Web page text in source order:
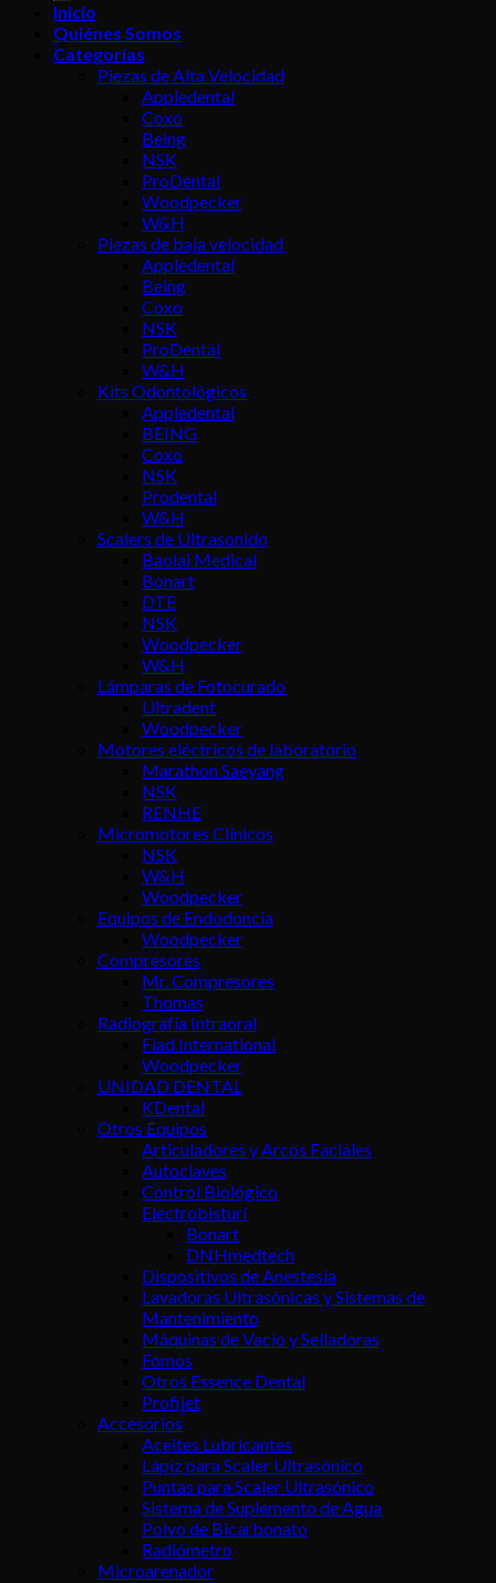
Inicio
Quiénes Somos
Categorías
Piezas de Alta Velocidad
Appledental
Coxo
Being
NSK
ProDental
Woodpecker
W&H
Piezas de baja velocidad
Appledental
Being
Coxo
NSK
ProDental
W&H
Kits Odontológicos
Appledental
BEING
Coxo
NSK
Prodental
W&H
Scalers de Ultrasonido
Baolai Medical
Bonart
DTE
NSK
Woodpecker
W&H
Lámparas de Fotocurado
Ultradent
Woodpecker
Motores eléctricos de laboratorio
Marathon Saeyang
NSK
RENHE
Micromotores Clínicos
NSK
W&H
Woodpecker
Equipos de Endodoncia
Woodpecker
Compresores
Mr. Compresores
Thomas
Radiografía Intraoral
Fiad International
Woodpecker
UNIDAD DENTAL
KDental
Otros Equipos
Articuladores y Arcos Faciales
Autoclaves
Control Biológico
Electrobisturí
Bonart
DNHmedtech
Dispositivos de Anestesia
Lavadoras Ultrasónicas y Sistemas de
Mantenimiento
Máquinas de Vacío y Selladoras
Fomos
Otros Essence Dental
Profijet
Accesorios
Aceites Lubricantes
Lápiz para Scaler Ultrasónico
Puntas para Scaler Ultrasónico
Sistema de Suplemento de Agua
Polvo de Bicarbonato
Radiómetro
Microarenador